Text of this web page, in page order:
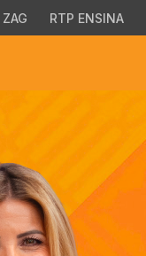
RTP ENSINA